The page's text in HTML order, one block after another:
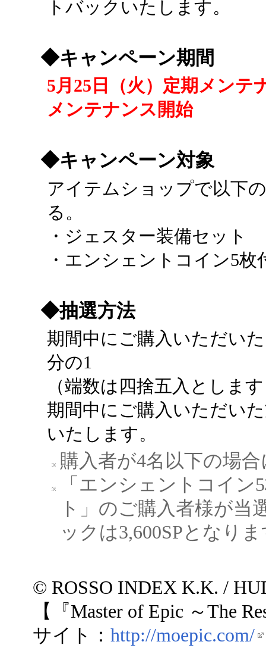
トバックいたします。
◆キャンペーン期間
5月25日（火）定期メンテ
メンテナンス開始
◆キャンペーン対象
アイテムショップで以下
る。
・ジェスター装備セット
・エンシェントコイン5
◆抽選方法
期間中にご購入いただい
分の1
（端数は四捨五入としま
期間中にご購入いただい
いたします。
購入者が4名以下の場
「エンシェントコイ
ト」のご購入者様が当
ックは3,600SPとなり
© ROSSO INDEX K.K. /
【『Master of Epic ～The
サイト： http://moepic.com/